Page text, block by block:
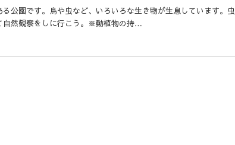
る公園です。鳥や虫など、いろいろな生き物が生息しています。虫
自然観察をしに行こう。※動植物の持…